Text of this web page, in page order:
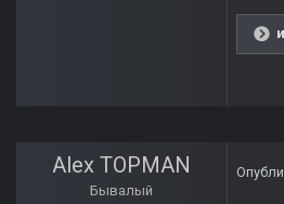
Alex TOPMAN
Бывалый